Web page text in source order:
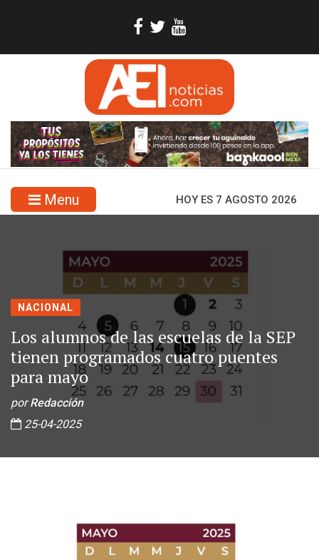
Menu HOY ES 7 AGOSTO 2026
NACIONAL
Los alumnos de las escuelas de la SEP
tienen programados cuatro puentes
para mayo
porRedacción
25-04-2025